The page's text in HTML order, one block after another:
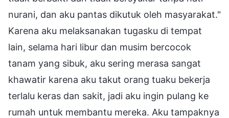
nurani, dan aku pantas dikutuk oleh masyarakat."
Karena aku melaksanakan tugasku di tempat
lain, selama hari libur dan musim bercocok
tanam yang sibuk, aku sering merasa sangat
khawatir karena aku takut orang tuaku bekerja
terlalu keras dan sakit, jadi aku ingin pulang ke
rumah untuk membantu mereka. Aku tampaknya